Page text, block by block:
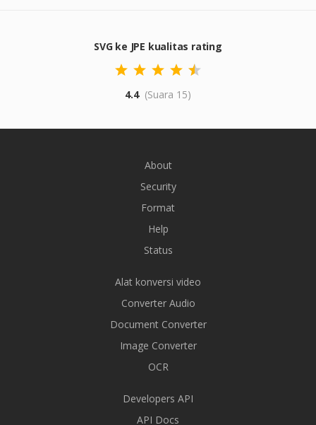
SVG ke JPE kualitas rating
4.4 (Suara 15)
About
Security
Format
Help
Status
Alat konversi video
Converter Audio
Document Converter
Image Converter
OCR
Developers API
API Docs